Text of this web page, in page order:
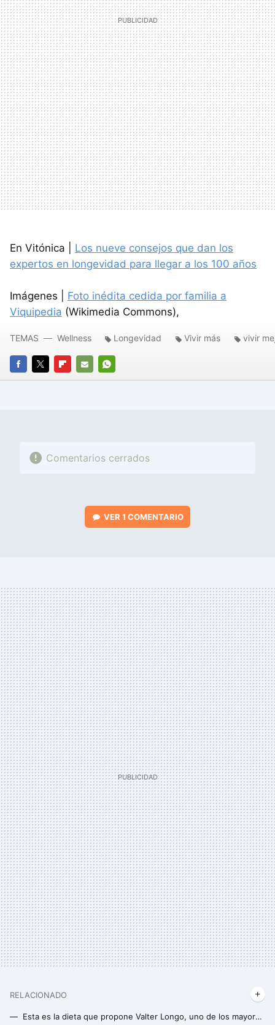
En Vitónica | Los nueve consejos que dan los
expertos en longevidad para llegar a los 100 años
Imágenes | Foto inédita cedida por familia a
Viquipedia (Wikimedia Commons),
FACEBOOK
TWITTERFLIPBOARD
E-
WHATSAPP
TEMAS Wellness Longevidad Vivir más vivir
Comentarios cerrados
VER 1 COMENTARIO
RELACIONADO
Esta es la dieta que propone Valter Longo, uno de los mayores expertos en envejecimiento del mundo